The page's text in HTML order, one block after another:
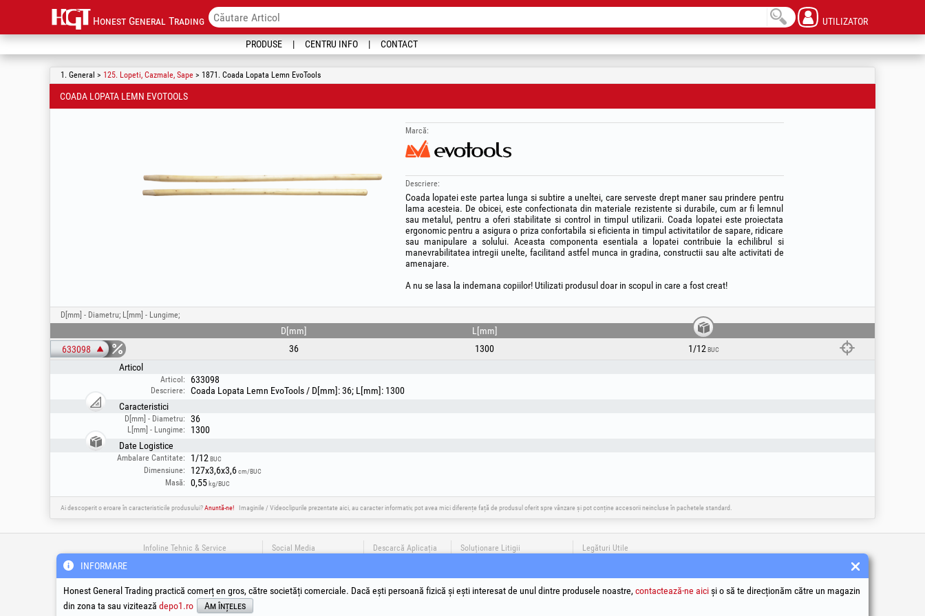
Honest General Trading UTILIZATOR
PRODUSE CENTRU INFO CONTACT
1. General > 125. Lopeti, Cazmale, Sape > 1871. Coada Lopata Lemn EvoTools
COADA LOPATA LEMN EVOTOOLS
Marcă:
Descriere:
Coada lopatei este partea lunga si subtire a uneltei, care serveste drept maner sau prindere pentru
lama acesteia. De obicei, este confectionata din materiale rezistente si durabile, cum ar fi lemnul
sau metalul, pentru a oferi stabilitate si control in timpul utilizarii. Coada lopatei este proiectata
ergonomic pentru a asigura o priza confortabila si eficienta in timpul activitatilor de sapare, ridicare
sau manipulare a solului. Aceasta componenta esentiala a lopatei contribuie la echilibrul si
manevrabilitatea intregii unelte, facilitand astfel munca in gradina, constructii sau alte activitati de
amenajare.
A nu se lasa la indemana copiilor! Utilizati produsul doar in scopul in care a fost creat!
D[mm] - Diametru; L[mm] - Lungime;
D[mm]
L[mm]
633098
36 1300 1/12 BUC
Articol
Articol: 633098
Descriere:
Coada Lopata Lemn EvoTools / D[mm]: 36; L[mm]: 1300
Caracteristici
D[mm] - Diametru: 36
L[mm] - Lungime:
1300
Date Logistice
Ambalare Cantitate: 1/12 BUC
Dimensiune: 127x3,6x3,6cm/BUC
Masă: 0,55 kg/BUC
Ai descoperit o eroare în caracteristicile produsului?Anuntă-ne! Imaginile / Videoclipurile prezentate aici, au caracter informativ, pot avea mici diferențe față de produsul oferit spre vânzare și pot conține accesorii neincluse în pachetele standard.
Infoline Tehnic & Service
0800-008-008
Apel Gratuit din Romania
Luni - Vineri | 08:00 - 17:30
Social Media Descarcă Aplicația Soluționare Litigii
Legături Utile
Politică de utilizare Cookie-uri
INFORMARE
Honest General Trading practică comerț en gros, către societăți comerciale. Dacă ești persoană fizică și ești interesat de unul dintre produsele noastre, contactează-ne aiciși o să te direcționăm către un magazin
din zona ta sau vizitează depo1.ro Am înțeles